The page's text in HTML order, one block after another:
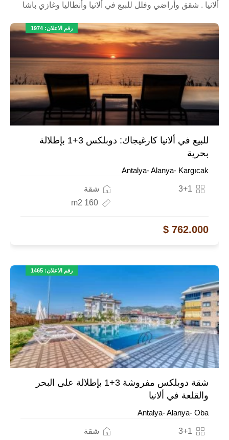
ألانيا . شقق وأراضي وفلل للبيع في ألانيا وأنطاليا وغازي باشا
رقم الاعلان: 1974
للبيع في ألانيا كارغيجاك: دوبلكس 3+1 بإطلالة
بحرية
Antalya- Alanya- Kargıcak
شقة
3+1
160 m2
762.000 $
رقم الاعلان: 1465
شقة دوبلكس مفروشة 3+1 بإطلالة على البحر
والقلعة في ألانيا
Antalya- Alanya- Oba
شقة
3+1